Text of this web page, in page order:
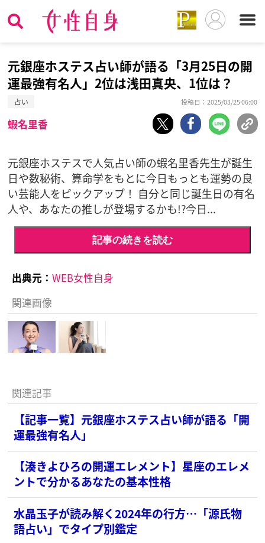
元銀座ホステス占い師が語る「3月25日の開
運最強有名人」2位は浅田真央、1位は？
占い 投稿日：2025/03/25 06:00
蝦名里香
元銀座ホステスで人気占い師の蝦名里香先生が誕生
日や数秘術、算命学をもとに今日もっとも運勢の良
い芸能人をピックアップ！ 自分と同じ誕生日の有名
人や、あなたの推しが登場するかも!?今日...
記事の続きを読む
出典元： WEB女性自身
関連画像
関連記事
【記事一覧】元銀座ホステス占い師が語る「開
運最強有名人」
【湊きよひろの開運エレメント】星座のエレメ
ントで分かるあなたの基本性格
水晶玉子が読み解く2024年の行方…「源氏物
語占い」でタイプ別鑑定